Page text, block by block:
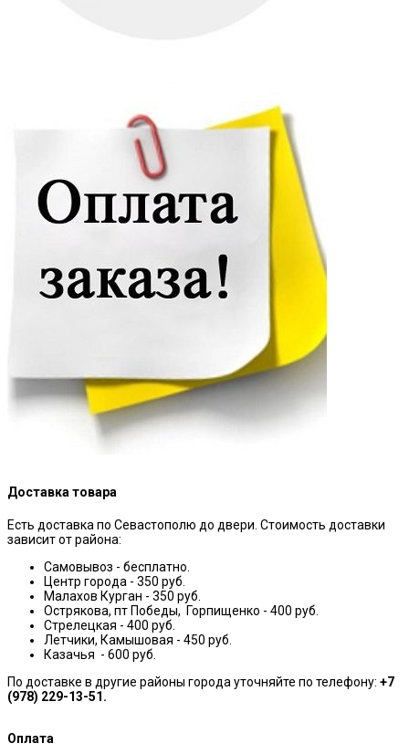
Доставка товара
Есть доставка по Севастополю до двери. Стоимость доставки
зависит от района:
Самовывоз - бесплатно.
Центр города - 350 руб.
Малахов Курган - 350 руб.
Острякова, пт Победы, Горпищенко - 400 руб.
Стрелецкая - 400 руб.
Летчики, Камышовая - 450 руб.
Казачья - 600 руб.
По доставке в другие районы города уточняйте по телефону: +7
(978) 229-13-51.
Оплата